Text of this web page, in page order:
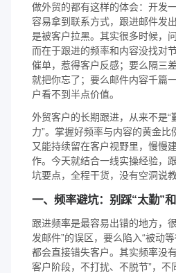
做外贸的都有这样的体会：开发
容易拿到联系方式，跟进邮件发
是被客户拉黑。其实很多时候，
而在于跟进的频率和内容没找
催单，惹得客户反感；要么隔三
就把你忘了；要么邮件内容千篇
户看不到半点价值。
外贸客户的长期跟进，从来不是“
力”。掌握好频率与内容的黄金比
又能持续留在客户视野里，慢慢
作。今天就结合一线实操经验，
坑要点，全程干货，没有空洞说
一、频率避坑：别踩“太勤”
跟进频率是最容易出错的地方，
发邮件”的误区，要么陷入“被动
都会直接错失客户。其实频率没
客户阶段，不打扰、不脱节”，